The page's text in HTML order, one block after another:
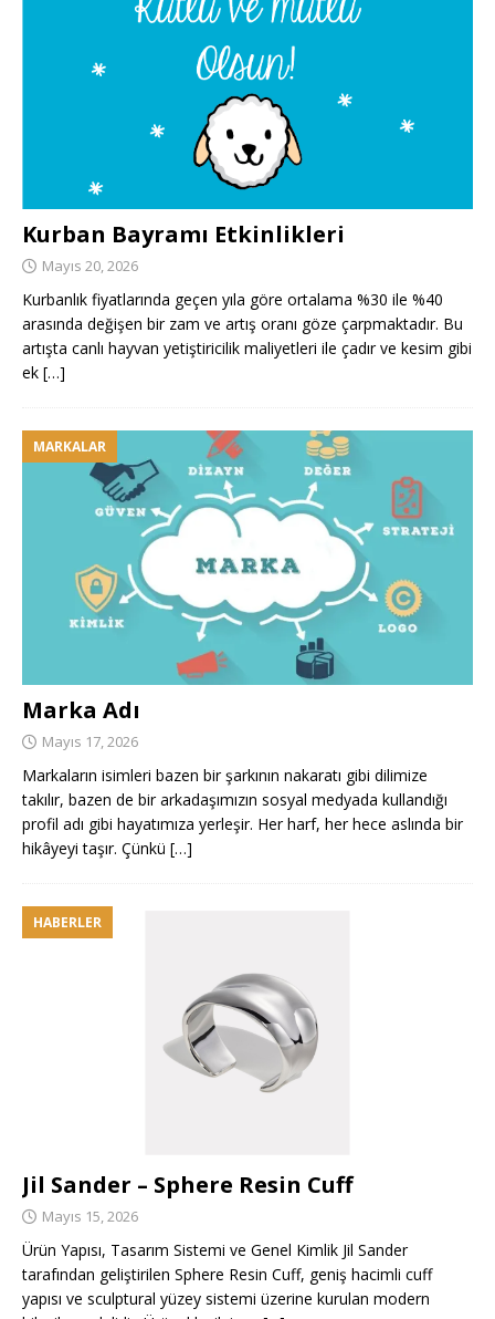
Kurban Bayramı Etkinlikleri
Mayıs 20, 2026
Kurbanlık fiyatlarında geçen yıla göre ortalama %30 ile %40
arasında değişen bir zam ve artış oranı göze çarpmaktadır. Bu
artışta canlı hayvan yetiştiricilik maliyetleri ile çadır ve kesim gibi
ek […]
MARKALAR
Marka Adı
Mayıs 17, 2026
Markaların isimleri bazen bir şarkının nakaratı gibi dilimize
takılır, bazen de bir arkadaşımızın sosyal medyada kullandığı
profil adı gibi hayatımıza yerleşir. Her harf, her hece aslında bir
hikâyeyi taşır. Çünkü […]
HABERLER
Jil Sander – Sphere Resin Cuff
Mayıs 15, 2026
Ürün Yapısı, Tasarım Sistemi ve Genel Kimlik Jil Sander
tarafından geliştirilen Sphere Resin Cuff, geniş hacimli cuff
yapısı ve sculptural yüzey sistemi üzerine kurulan modern